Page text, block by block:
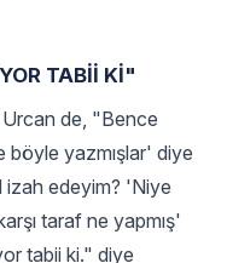
TABİİ Kİ"
de, "Bence
böyle yazmışlar' diye
izah edeyim? 'Niye
taraf ne yapmış'
tabii ki." diye